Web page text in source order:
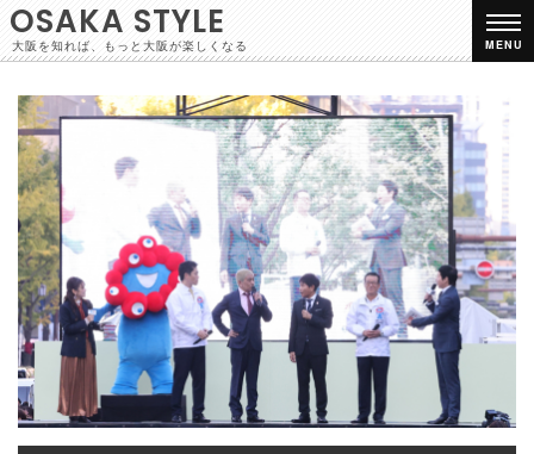
OSAKA STYLE
大阪を知れば、もっと大阪が楽しくなる MENU